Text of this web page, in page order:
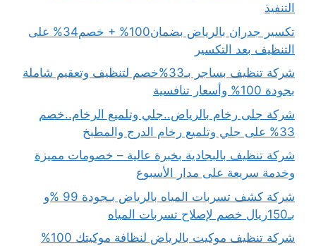
التنفيذ
تكسير جدران بالرياض بضمان100% + خصم34% على
التنظيف بعد التكسير
شركة تنظيف بساجر بـ33%خصم لتنظيف وتعقيم شاملة
بجودة 100% وأسعار تنافسية
شركة جلى رخام بالرياض..جلي وتلميع الرخام..خصم
33% على جلي وتلميع رخام الدرج والمطبخ
شركة تنظيف بالبجادية بخبرة عالية – خصومات مميزة
وخدمة سريعة على مدار الأسبوع
شركة كشف تسربات المياه بالرياض بـجودة 99 %و
بـ150ريال خصم لإصلاح تسربات المياه
شركة تنظيف موكيت بالرياض لنظافة موكيتك 100%